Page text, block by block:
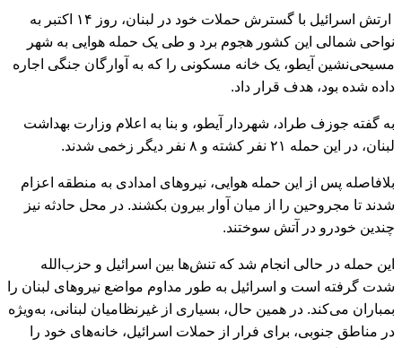
ارتش اسرائیل با گسترش حملات خود در لبنان، روز ۱۴ اکتبر به
نواحی شمالی این کشور هجوم برد و طی یک حمله هوایی به شهر
مسیحی‌نشین آیطو، یک خانه مسکونی را که به آوارگان جنگی اجاره
داده شده بود، هدف قرار داد.
به گفته جوزف طراد، شهردار آیطو، و بنا به اعلام وزارت بهداشت
لبنان، در این حمله ۲۱ نفر کشته و ۸ نفر دیگر زخمی شدند.
بلافاصله پس از این حمله هوایی، نیروهای امدادی به منطقه اعزام
شدند تا مجروحین را از میان آوار بیرون بکشند. در محل حادثه نیز
چندین خودرو در آتش سوختند.
این حمله در حالی انجام شد که تنش‌ها بین اسرائیل و حزب‌الله
شدت گرفته است و اسرائیل به طور مداوم مواضع نیروهای لبنان را
بمباران می‌کند. در همین حال، بسیاری از غیرنظامیان لبنانی، به‌ویژه
در مناطق جنوبی، برای فرار از حملات اسرائیل، خانه‌های خود را